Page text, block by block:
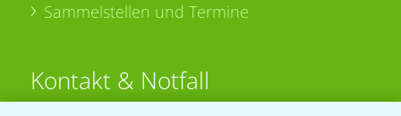
Sammelstellen und Termine
Kontakt & Notfall